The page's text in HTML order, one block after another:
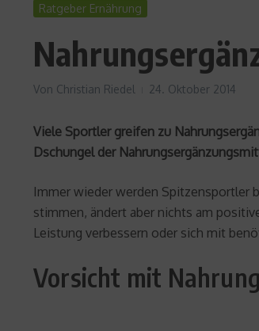
Ratgeber Ernährung
Von Christian Riedel 24. Oktober 2014
Viele Sportler greifen zu
Dschungel der
Immer wieder werden Spitzensportler
stimmen, ändert aber nichts am
Leistung verbessern oder sich mit
Vorsicht mit